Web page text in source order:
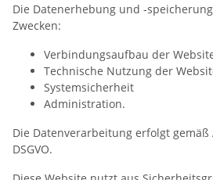
Die Datenerhebung und -
Zwecken:
Verbindungsaufbau der
Technische Nutzung der
Systemsicherheit
Administration.
Die Datenverarbeitung erfolgt gemäß
DSGVO.